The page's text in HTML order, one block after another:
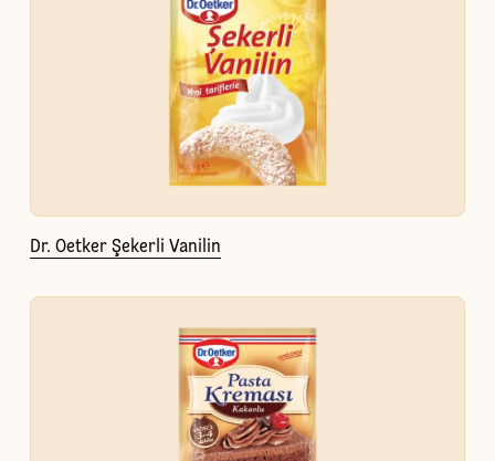
Dr. Oetker Şekerli Vanilin